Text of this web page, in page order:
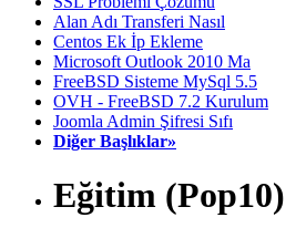
Alan Adı Transferi Nasıl
Centos Ek İp Ekleme
Microsoft Outlook 2010 Ma
FreeBSD Sisteme MySql 5.5
OVH - FreeBSD 7.2 Kurulum
Joomla Admin Şifresi Sıfı
Diğer Başlıklar»
Eğitim (Pop10)